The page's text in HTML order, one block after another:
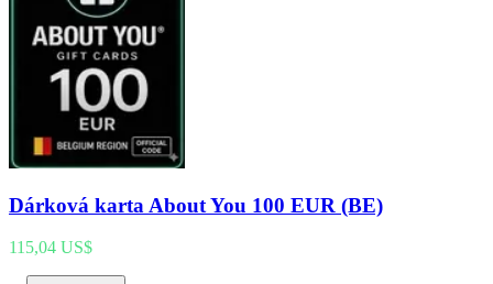
Dárková karta About You 100 EUR (BE)
115,04 US$